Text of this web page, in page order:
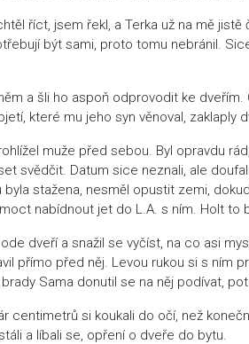
říct, jsem řekl, a Terka už na mě
být sami, proto tomu nebránil.
a šli ho aspoň odprovodit ke
které mu jeho syn věnoval, zaklaply
muže před sebou. Byl opravdu
svědčit. Datum sice neznali, ale
stažena, nesměl opustit zemi,
nabídnout jet do L.A. s ním. Holt to
dveří a snažil se vyčíst, na co asi
přímo před něj. Levou rukou si s ním
Sama donutil se na něj podívat,
centimetrů si koukali do očí, než
a líbali se, opření o dveře do bytu.